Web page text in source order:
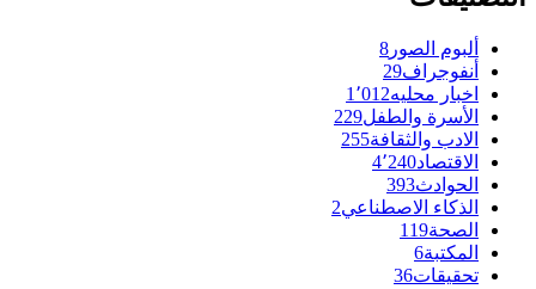
ألبوم الصور8
أنفوجراف29
اخبار محليه1٬012
الأسرة والطفل229
الادب والثقافة255
الاقتصاد4٬240
الحوادث393
الذكاء الاصطناعي2
الصحة119
المكتبة6
تحقيقات36